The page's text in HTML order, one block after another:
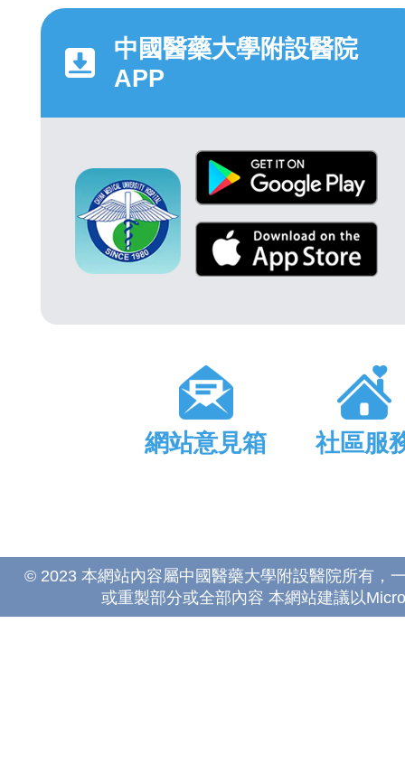
中國醫藥大學附設醫院
APP
網站意見箱 社區服
© 2023 本網站內容屬中國醫藥大學附設醫院所有，
或重製部分或全部內容 本網站建議以